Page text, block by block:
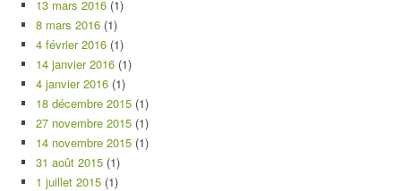
13 mars 2016 (1)
8 mars 2016 (1)
4 février 2016 (1)
14 janvier 2016 (1)
4 janvier 2016 (1)
18 décembre 2015 (1)
27 novembre 2015 (1)
14 novembre 2015 (1)
31 août 2015 (1)
1 juillet 2015 (1)